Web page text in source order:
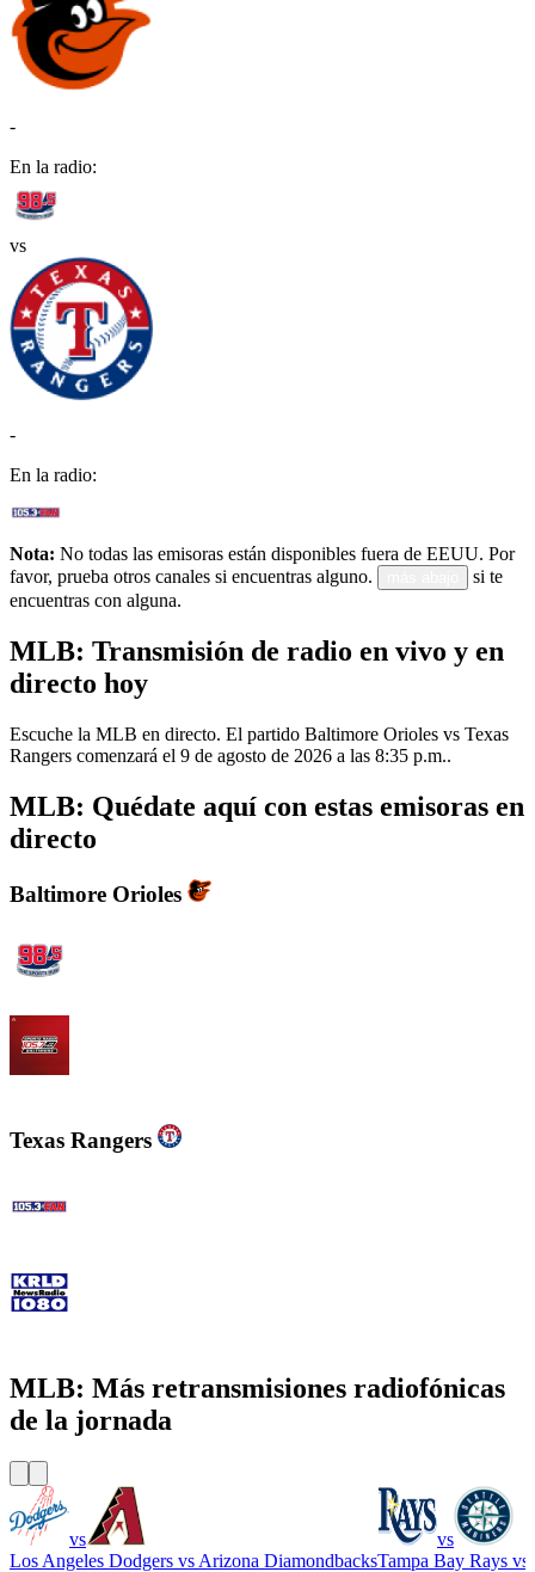
-
En la radio:
vs
-
En la radio:
Nota: No todas las emisoras están disponibles fuera de EEUU. Por
favor, prueba otros canales si encuentras alguno.
si te
encuentras con alguna.
MLB: Transmisión de radio en vivo y en
directo hoy
Escuche la MLB en directo. El partido Baltimore Orioles vs Texas
Rangers comenzará el 9 de agosto de 2026 a las 8:35 p.m..
MLB: Quédate aquí con estas emisoras en
directo
Baltimore Orioles
Texas Rangers
MLB: Más retransmisiones radiofónicas
de la jornada
vs
Los Angeles Dodgers vs Arizona Diamondbacks
vs
Tampa Bay Rays vs